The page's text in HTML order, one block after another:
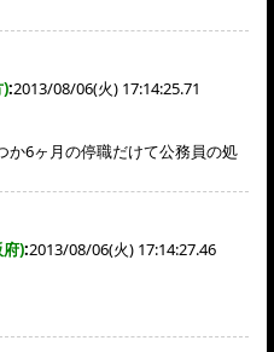
):2013/08/06(火) 17:14:25.71
か6ヶ月の停職だけて公務員の処
):2013/08/06(火) 17:14:27.46